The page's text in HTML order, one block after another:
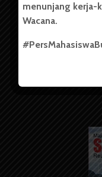
Pedoman Media
Kode Etik
menunjang kerja-
Wacana.